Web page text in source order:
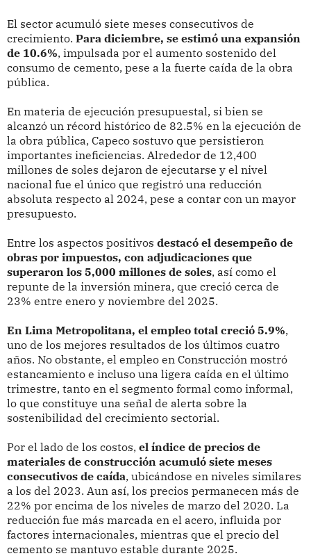
El sector acumuló siete meses consecutivos de
crecimiento. Para diciembre, se estimó una expansión
de 10.6%, impulsada por el aumento sostenido del
consumo de cemento, pese a la fuerte caída de la obra
pública.
En materia de ejecución presupuestal, si bien se
alcanzó un récord histórico de 82.5% en la ejecución de
la obra pública, Capeco sostuvo que persistieron
importantes ineficiencias. Alrededor de 12,400
millones de soles dejaron de ejecutarse y el nivel
nacional fue el único que registró una reducción
absoluta respecto al 2024, pese a contar con un mayor
presupuesto.
Entre los aspectos positivos destacó el desempeño de
obras por impuestos, con adjudicaciones que
superaron los 5,000 millones de soles, así como el
repunte de la inversión minera, que creció cerca de
23% entre enero y noviembre del 2025.
En Lima Metropolitana, el empleo total creció 5.9%,
uno de los mejores resultados de los últimos cuatro
años. No obstante, el empleo en Construcción mostró
estancamiento e incluso una ligera caída en el último
trimestre, tanto en el segmento formal como informal,
lo que constituye una señal de alerta sobre la
sostenibilidad del crecimiento sectorial.
Por el lado de los costos, el índice de precios de
materiales de construcción acumuló siete meses
consecutivos de caída, ubicándose en niveles similares
a los del 2023. Aun así, los precios permanecen más de
22% por encima de los niveles de marzo del 2020. La
reducción fue más marcada en el acero, influida por
factores internacionales, mientras que el precio del
cemento se mantuvo estable durante 2025.